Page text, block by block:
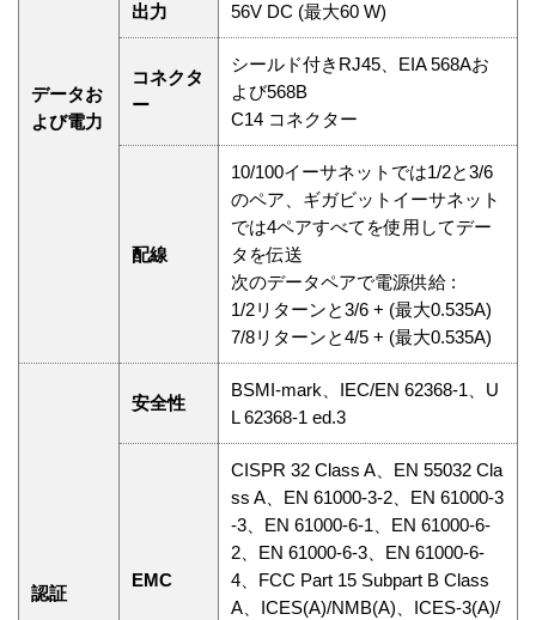
データお
よび電力
出力 56V DC (最大60 W)
コネクタ
ー
シールド付きRJ45、EIA 568Aお
よび568B
C14 コネクター
配線
10/100イーサネットでは1/2と3/6
のペア、ギガビットイーサネット
では4ペアすべてを使用してデー
タを伝送
次のデータペアで電源供給 :
1/2リターンと3/6 + (最大0.535A)
7/8リターンと4/5 + (最大0.535A)
認証
安全性
BSMI-mark、IEC/EN 62368-1、U
L 62368-1 ed.3
EMC
CISPR 32 Class A、EN 55032 Cla
ss A、EN 61000-3-2、EN 61000-3
-3、EN 61000-6-1、EN 61000-6-
2、EN 61000-6-3、EN 61000-6-
4、FCC Part 15 Subpart B Class
A、ICES(A)/NMB(A)、ICES-3(A)/